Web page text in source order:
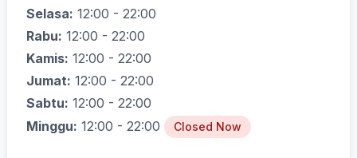
Selasa: 12:00 - 22:00
Rabu: 12:00 - 22:00
Kamis: 12:00 - 22:00
Jumat: 12:00 - 22:00
Sabtu: 12:00 - 22:00
Minggu: 12:00 - 22:00 Closed Now